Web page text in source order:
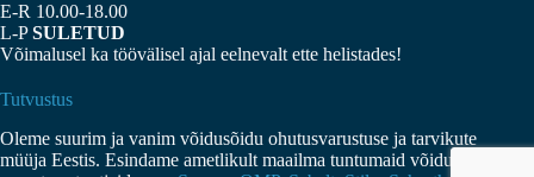
E-R 10.00-18.00
L-PSULETUD
Võimalusel ka töövälisel ajal eelnevalt ette helistades!
Tutvustus
Oleme suurim ja vanim võidusõidu ohutusvarustuse ja tarvikute
müüja Eestis. Esindame ametlikult maailma tuntumaid võidusõidu